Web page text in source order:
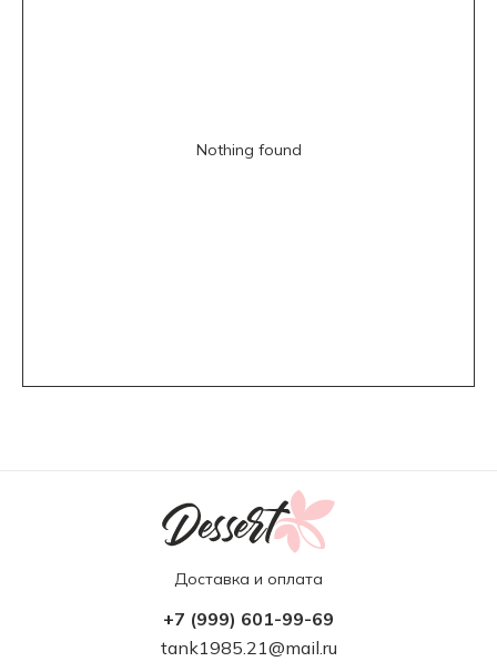
Nothing found
Доставка и оплата
+7 (999) 601-99-69
tank1985.21@mail.ru